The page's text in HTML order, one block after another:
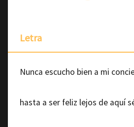
Letra
Nunca escucho bien a mi
hasta a ser feliz lejos de aquí